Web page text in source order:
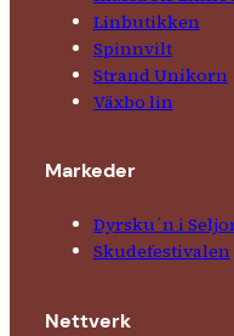
Linbutikken
Spinnvilt
Strand Unikorn
Växbo lin
Markeder
Dyrsku´n i
Skude­fes­tivalen
Nettverk